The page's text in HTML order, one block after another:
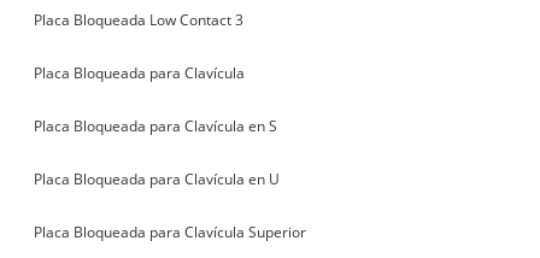
Placa Bloqueada Low Contact 3
Placa Bloqueada para Clavícula
Placa Bloqueada para Clavícula en S
Placa Bloqueada para Clavícula en U
Placa Bloqueada para Clavícula Superior